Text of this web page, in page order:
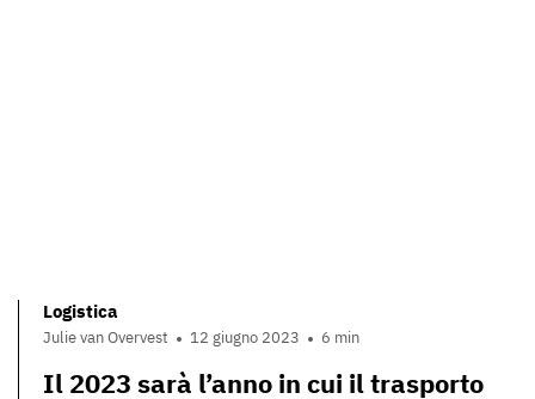
Logistica
Julie van Overvest 12 giugno 2023 6 min
Il 2023 sarà l’anno in cui il trasporto